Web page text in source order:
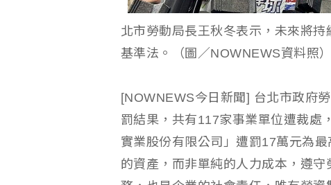
北市勞動局長王秋冬表示，未來將
基準法。（圖／NOWNEWS資料照）
[NOWNEWS今日新聞] 台北市政府
罰結果，共有117家事業單位遭裁處
實業股份有限公司」遭罰17萬元為
的資產，而非單純的人力成本，遵